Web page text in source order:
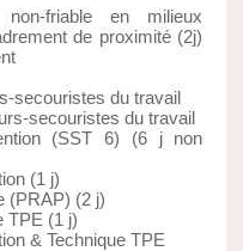
friable en milieux
de proximité (2j)
secouristes du travail
secouristes du travail
(SST 6) (6 j non
(1 j)
(PRAP) (2 j)
TPE (1 j)
& Technique TPE